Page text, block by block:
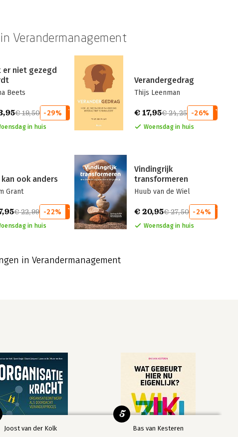
Verandermanagement
er niet gezegd
Beets
€ 19,50 -29%
in huis
Verandergedrag
Thijs Leenman
€ 17,95€ 24,25 -26%
Woensdag in huis
kan ook anders
Grant
€ 22,99 -22%
in huis
Vindingrijk
transformeren
Huub van de Wiel
€ 20,95€ 27,50 -24%
Woensdag in huis
in Verandermanagement
Joost van der Kolk Bas van Kesteren
5